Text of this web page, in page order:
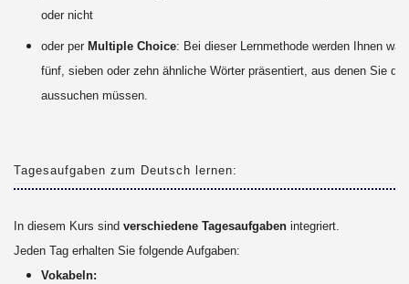
oder nicht
oder per Multiple Choice: Bei dieser Lernmethode werden Ihnen
fünf, sieben oder zehn ähnliche Wörter präsentiert, aus denen Sie
aussuchen müssen.
Tagesaufgaben zum Deutsch lernen:
In diesem Kurs sind verschiedene Tagesaufgabenintegriert.
Jeden Tag erhalten Sie folgende Aufgaben:
Vokabeln: